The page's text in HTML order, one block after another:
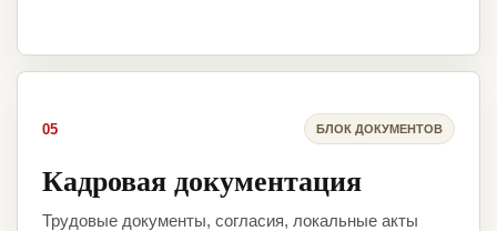
05 БЛОК ДОКУМЕНТОВ
Кадровая документация
Трудовые документы, согласия, локальные акты